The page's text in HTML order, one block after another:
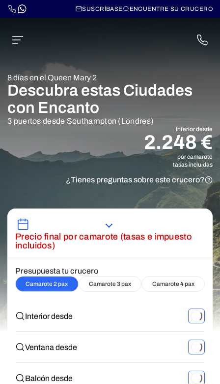
SUSCRÍBASE ENCUENTRE SU CRUCERO
8 días en el Queen Mary 2
Descubra estas Ciudades
con Encanto
3 puertos desde Southampton (Londres)
Interior desde
2.248 €
por camarote
tasas incluidas
¿Tienes preguntas sobre este crucero?
Precio final por camarote (tasas e impuesto
incluidos)
Presupuesta tu crucero
Camarote 2 pax Camarote 3 pax Camarote 4 pax
Interior desde
Ventana desde
Balcón desde